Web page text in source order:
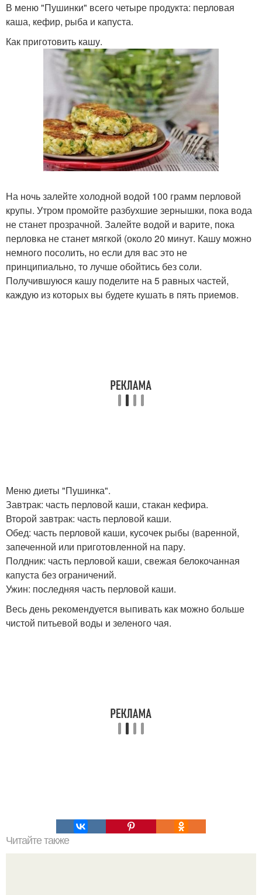
В меню "Пушинки" всего четыре продукта: перловая
каша, кефир, рыба и капуста.
Как приготовить кашу.
На ночь залейте холодной водой 100 грамм перловой
крупы. Утром промойте разбухшие зернышки, пока вода
не станет прозрачной. Залейте водой и варите, пока
перловка не станет мягкой (около 20 минут. Кашу можно
немного посолить, но если для вас это не
принципиально, то лучше обойтись без соли.
Получившуюся кашу поделите на 5 равных частей,
каждую из которых вы будете кушать в пять приемов.
Меню диеты "Пушинка".
Завтрак: часть перловой каши, стакан кефира.
Второй завтрак: часть перловой каши.
Обед: часть перловой каши, кусочек рыбы (варенной,
запеченной или приготовленной на пару.
Полдник: часть перловой каши, свежая белокочанная
капуста без ограничений.
Ужин: последняя часть перловой каши.
Весь день рекомендуется выпивать как можно больше
чистой питьевой воды и зеленого чая.
Читайте также